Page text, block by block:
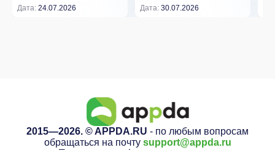
Дата: 24.07.2026
Дата: 30.07.2026
2015—2026. © APPDA.RU - по любым вопросам
обращаться на почту support@appda.ru